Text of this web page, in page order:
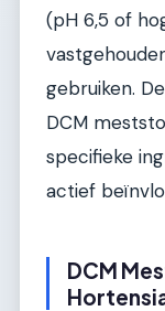
(pH 6,5 of
gebruiken.
DCM
specifieke
actief
DCM